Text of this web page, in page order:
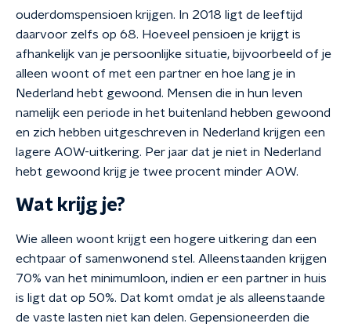
ouderdomspensioen krijgen. In 2018 ligt de leeftijd
daarvoor zelfs op 68. Hoeveel pensioen je krijgt is
afhankelijk van je persoonlijke situatie, bijvoorbeeld of je
alleen woont of met een partner en hoe lang je in
Nederland hebt gewoond. Mensen die in hun leven
namelijk een periode in het buitenland hebben gewoond
en zich hebben uitgeschreven in Nederland krijgen een
lagere AOW-uitkering. Per jaar dat je niet in Nederland
hebt gewoond krijg je twee procent minder AOW.
Wat krijg je?
Wie alleen woont krijgt een hogere uitkering dan een
echtpaar of samenwonend stel. Alleenstaanden krijgen
70% van het minimumloon, indien er een partner in huis
is ligt dat op 50%. Dat komt omdat je als alleenstaande
de vaste lasten niet kan delen. Gepensioneerden die